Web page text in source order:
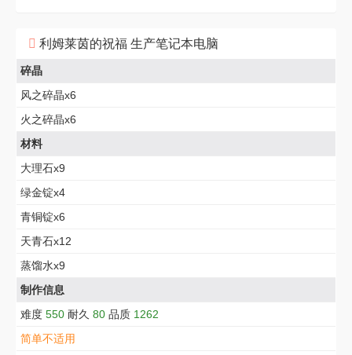
利姆莱茵的祝福 生产笔记本电脑
碎晶
风之碎晶x6
火之碎晶x6
材料
大理石x9
绿金锭x4
青铜锭x6
天青石x12
蒸馏水x9
制作信息
难度 550 耐久 80 品质 1262
简单不适用